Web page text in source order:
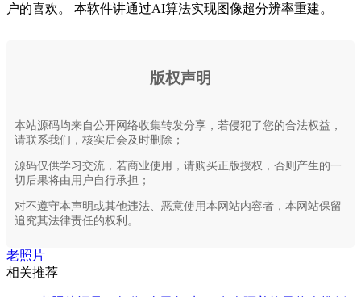
户的喜欢。 本软件讲通过AI算法实现图像超分辨率重建。
版权声明
本站源码均来自公开网络收集转发分享，若侵犯了您的合法权益，
请联系我们，核实后会及时删除；
源码仅供学习交流，若商业使用，请购买正版授权，否则产生的一
切后果将由用户自行承担；
对不遵守本声明或其他违法、恶意使用本网站内容者，本网站保留
追究其法律责任的权利。
老照片
相关推荐